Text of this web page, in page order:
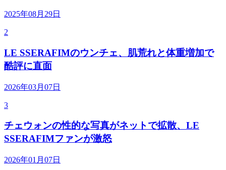
2025年08月29日
2
LE SSERAFIMのウンチェ、肌荒れと体重増加で
酷評に直面
2026年03月07日
3
チェウォンの性的な写真がネットで拡散、LE
SSERAFIMファンが激怒
2026年01月07日